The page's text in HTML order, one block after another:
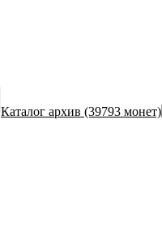
Каталог архив (39793 монет)